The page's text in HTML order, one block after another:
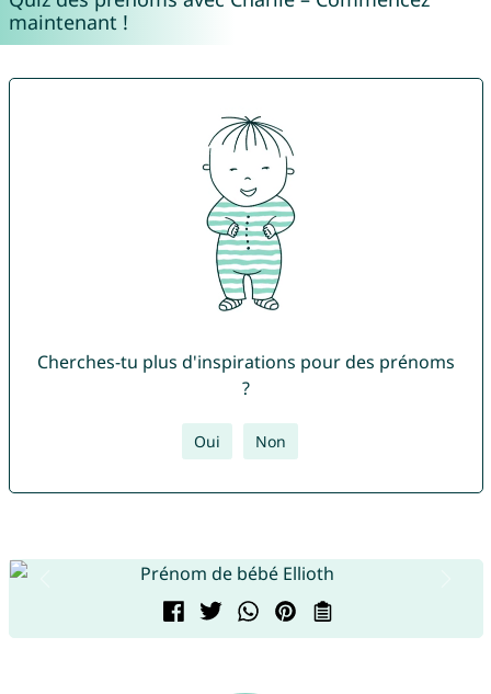
maintenant !
Cherches-tu plus d'inspirations pour des prénoms
?
Oui Non